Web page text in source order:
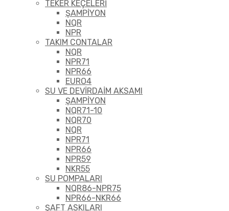
TEKER KEÇELERİ
ŞAMPİYON
NQR
NPR
TAKIM CONTALAR
NQR
NPR71
NPR66
EURO4
SU VE DEVİRDAİM AKSAMI
ŞAMPİYON
NQR71-10
NQR70
NQR
NPR71
NPR66
NPR59
NKR55
SU POMPALARI
NQR86-NPR75
NPR66-NKR66
ŞAFT ASKILARI